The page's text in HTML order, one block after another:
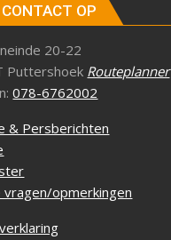
OP
20-22
Puttershoek Routeplanner
078-6762002
& Persberichten
vragen/opmerkingen